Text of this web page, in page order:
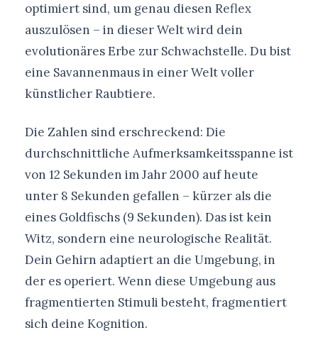
optimiert sind, um genau diesen Reflex
auszulösen – in dieser Welt wird dein
evolutionäres Erbe zur Schwachstelle. Du bist
eine Savannenmaus in einer Welt voller
künstlicher Raubtiere.
Die Zahlen sind erschreckend: Die
durchschnittliche Aufmerksamkeitsspanne ist
von 12 Sekunden im Jahr 2000 auf heute
unter 8 Sekunden gefallen – kürzer als die
eines Goldfischs (9 Sekunden). Das ist kein
Witz, sondern eine neurologische Realität.
Dein Gehirn adaptiert an die Umgebung, in
der es operiert. Wenn diese Umgebung aus
fragmentierten Stimuli besteht, fragmentiert
sich deine Kognition.